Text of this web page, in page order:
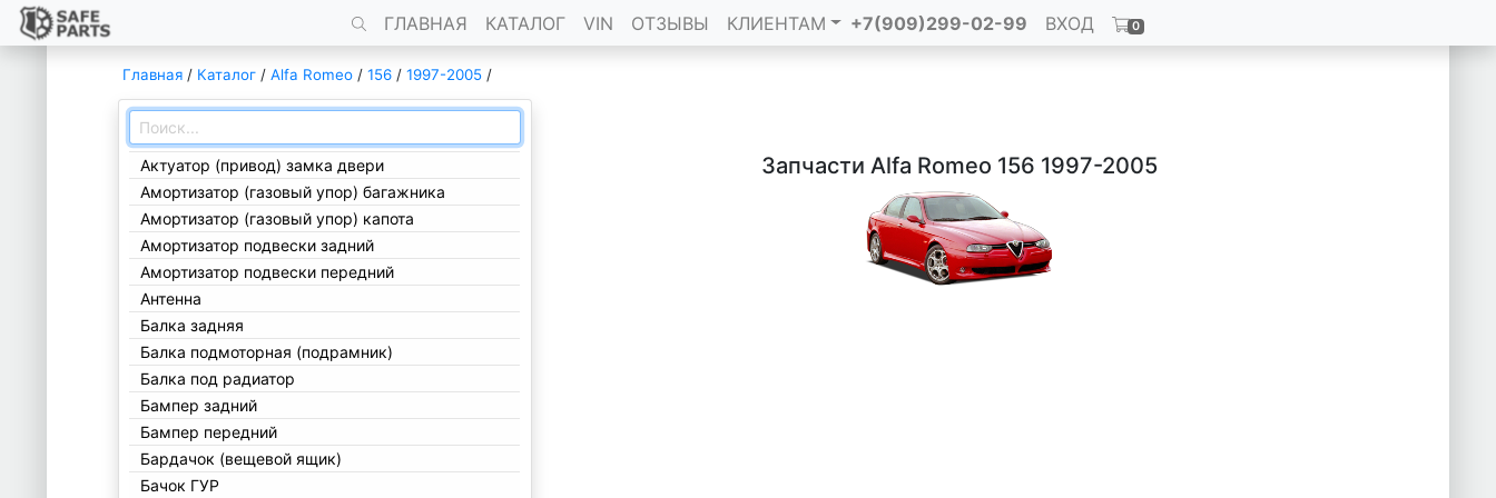
ГЛАВНАЯ КАТАЛОГ VIN ОТЗЫВЫ КЛИЕНТАМ +7(909)299-02-99 ВХОД 0
Главная / Каталог / Alfa Romeo / 156 / 1997-2005 /
Актуатор (привод) замка двери
Амортизатор (газовый упор) багажника
Амортизатор (газовый упор) капота
Амортизатор подвески задний
Амортизатор подвески передний
Антенна
Балка задняя
Балка подмоторная (подрамник)
Балка под радиатор
Бампер задний
Бампер передний
Бардачок (вещевой ящик)
Бачок ГУР
Запчасти Alfa Romeo 156 1997-2005